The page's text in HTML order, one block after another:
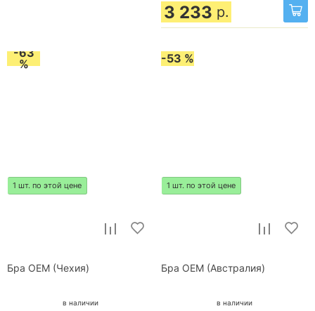
3 233 р.
-63
%
1 шт. по этой цене
Бра OEM (Чехия)
в наличии
-53 %
1 шт. по этой цене
Бра OEM (Австралия)
в наличии